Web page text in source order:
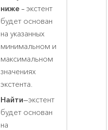
ниже – экстент
будет основан
на указанных
минимальном и
максимальном
значениях
экстента.
Найти—экстент
будет основан
на